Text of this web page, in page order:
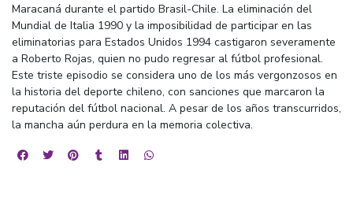
Maracaná durante el partido Brasil-Chile. La eliminación del
Mundial de Italia 1990 y la imposibilidad de participar en las
eliminatorias para Estados Unidos 1994 castigaron severamente
a Roberto Rojas, quien no pudo regresar al fútbol profesional.
Este triste episodio se considera uno de los más vergonzosos en
la historia del deporte chileno, con sanciones que marcaron la
reputación del fútbol nacional. A pesar de los años transcurridos,
la mancha aún perdura en la memoria colectiva.